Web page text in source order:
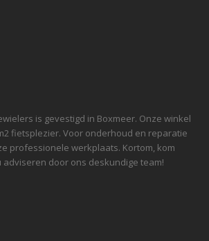
is gevestigd in Boxmeer. Onze winkel
fietsplezier. Voor onderhoud en reparatie
professionele werkplaats. Kortom, kom
adviseren door ons deskundige team!